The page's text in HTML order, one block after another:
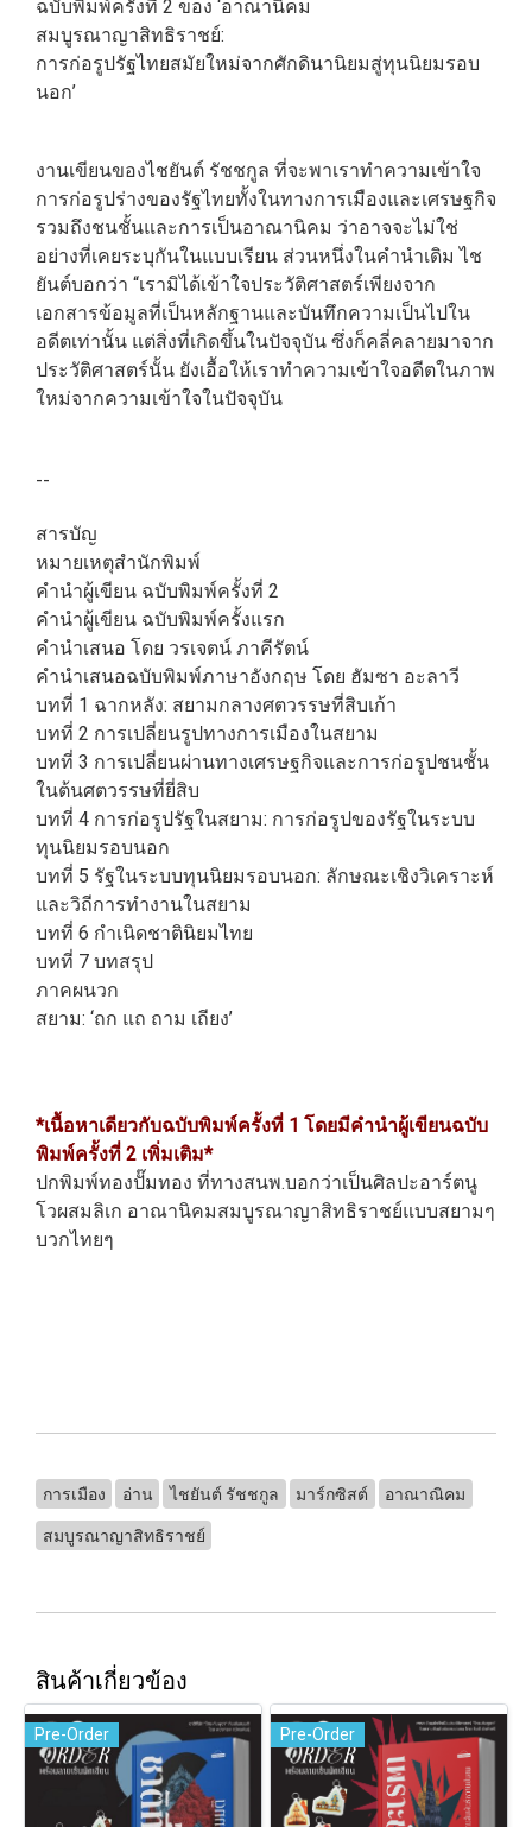
ฉบับพิมพ์ครั้งที่ 2 ของ ‘อาณานิคม
สมบูรณาญาสิทธิราชย์:
การก่อรูปรัฐไทยสมัยใหม่จากศักดินานิยมสู่ทุนนิยมรอบ
นอก’
งานเขียนของไชยันต์ รัชชกูล ที่จะพาเราทำความเข้าใจ
การก่อรูปร่างของรัฐไทยทั้งในทางการเมืองและเศรษฐกิจ
รวมถึงชนชั้นและการเป็นอาณานิคม ว่าอาจจะไม่ใช่
อย่างที่เคยระบุกันในแบบเรียน ส่วนหนึ่งในคำนำเดิม ไช
ยันต์บอกว่า “เรามิได้เข้าใจประวัติศาสตร์เพียงจาก
เอกสารข้อมูลที่เป็นหลักฐานและบันทึกความเป็นไปใน
อดีตเท่านั้น แต่สิ่งที่เกิดขึ้นในปัจจุบัน ซึ่งก็คลี่คลายมาจาก
ประวัติศาสตร์นั้น ยังเอื้อให้เราทำความเข้าใจอดีตในภาพ
ใหม่จากความเข้าใจในปัจจุบัน
--
สารบัญ
หมายเหตุสำนักพิมพ์
คำนำผู้เขียน ฉบับพิมพ์ครั้งที่ 2
คำนำผู้เขียน ฉบับพิมพ์ครั้งแรก
คำนำเสนอ โดย วรเจตน์ ภาคีรัตน์
คำนำเสนอฉบับพิมพ์ภาษาอังกฤษ โดย ฮัมซา อะลาวี
บทที่ 1 ฉากหลัง: สยามกลางศตวรรษที่สิบเก้า
บทที่ 2 การเปลี่ยนรูปทางการเมืองในสยาม
บทที่ 3 การเปลี่ยนผ่านทางเศรษฐกิจและการก่อรูปชนชั้น
ในต้นศตวรรษที่ยี่สิบ
บทที่ 4 การก่อรูปรัฐในสยาม: การก่อรูปของรัฐในระบบ
ทุนนิยมรอบนอก
บทที่ 5 รัฐในระบบทุนนิยมรอบนอก: ลักษณะเชิงวิเคราะห์
และวิถีการทำงานในสยาม
บทที่ 6 กำเนิดชาตินิยมไทย
บทที่ 7 บทสรุป
ภาคผนวก
สยาม: ‘ถก แถ ถาม เถียง’
*เนื้อหาเดียวกับฉบับพิมพ์ครั้งที่ 1 โดยมีคำนำผู้เขียนฉบับ
พิมพ์ครั้งที่ 2 เพิ่มเติม*
ปกพิมพ์ทองปั๊มทอง ที่ทางสนพ.บอกว่าเป็นศิลปะอาร์ตนู
โวผสมลิเก อาณานิคมสมบูรณาญาสิทธิราชย์แบบสยามๆ
บวกไทยๆ
การเมือง อ่าน ไชยันต์ รัชชกูล มาร์กซิสต์ อาณาณิคม
สมบูรณาญาสิทธิราชย์
สินค้าเกี่ยวข้อง
Pre-Order Pre-Order